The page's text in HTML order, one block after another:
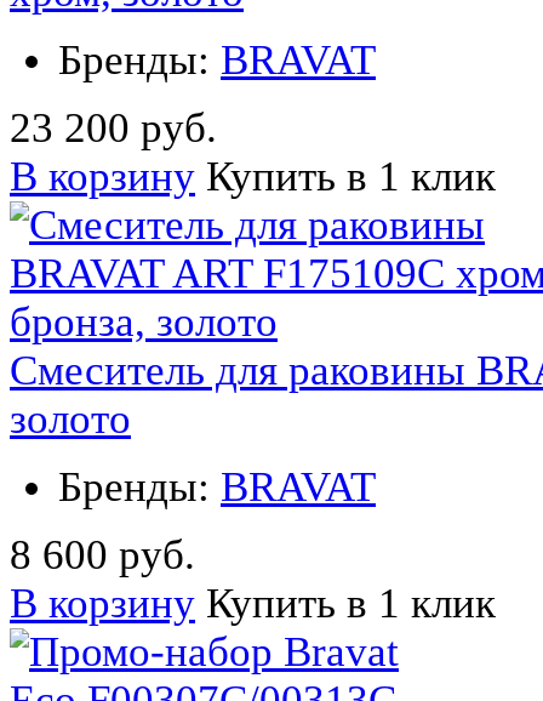
Бренды: BRAVAT
23 200 руб.
В корзину Купить в 1 клик
Смеситель для раковины
золото
Бренды: BRAVAT
8 600 руб.
В корзину Купить в 1 клик